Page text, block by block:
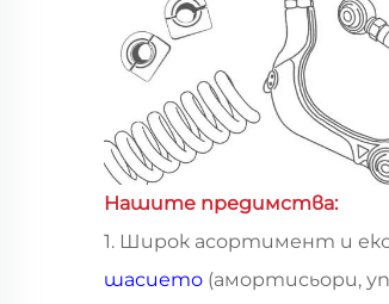
Нашите предимства:
1. Широк асортимент и
шасието (амортисьори,